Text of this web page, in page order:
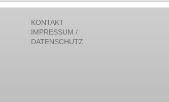
KONTAKT
IMPRESSUM /
DATENSCHUTZ